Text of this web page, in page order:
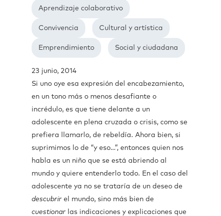
Aprendizaje colaborativo
Convivencia Cultural y artística
Emprendimiento Social y ciudadana
23 junio, 2014
Si uno oye esa expresión del encabezamiento,
en un tono más o menos desafiante o
incrédulo, es que tiene delante a un
adolescente en plena cruzada o crisis, como se
prefiera llamarlo, de rebeldía. Ahora bien, si
suprimimos lo de “y eso…”, entonces quien nos
habla es un niño que se está abriendo al
mundo y quiere entenderlo todo. En el caso del
adolescente ya no se trataría de un deseo de
descubrir el mundo, sino más bien de
cuestionar las indicaciones y explicaciones que